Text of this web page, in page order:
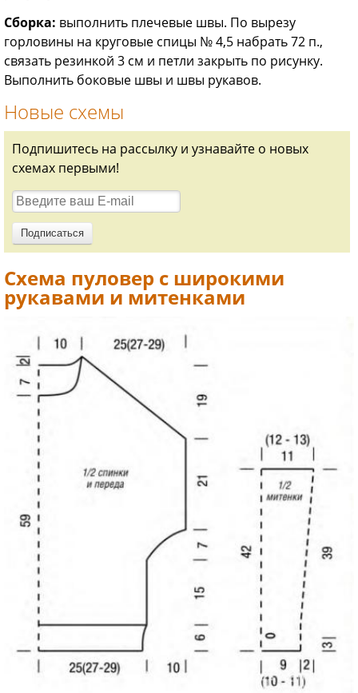
Сборка: выполнить плечевые швы. По вырезу
горловины на круговые спицы № 4,5 набрать 72 п.,
связать резинкой 3 см и петли закрыть по рисунку.
Выполнить боковые швы и швы рукавов.
Новые схемы
Подпишитесь на рассылку и узнавайте о новых
схемах первыми!
Схема пуловер с широкими
рукавами и митенками